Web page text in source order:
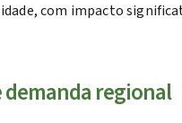
com impacto
regional